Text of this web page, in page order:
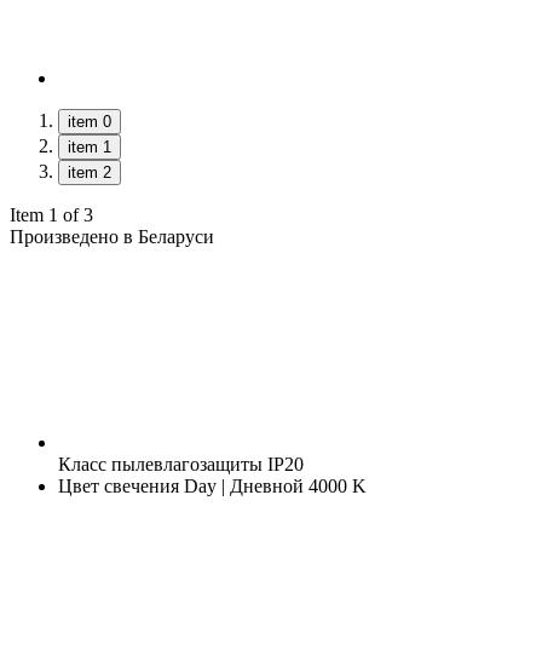
item 0
item 1
item 2
Item 1 of 3
Произведено в Беларуси
Класс пылевлагозащиты IP20
Цвет свечения Day | Дневной 4000 K